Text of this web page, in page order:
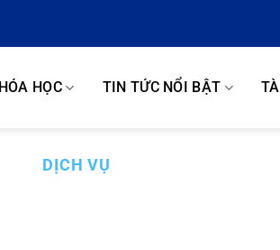
HỌC TIN TỨC NỔI BẬT
DỊCH VỤ